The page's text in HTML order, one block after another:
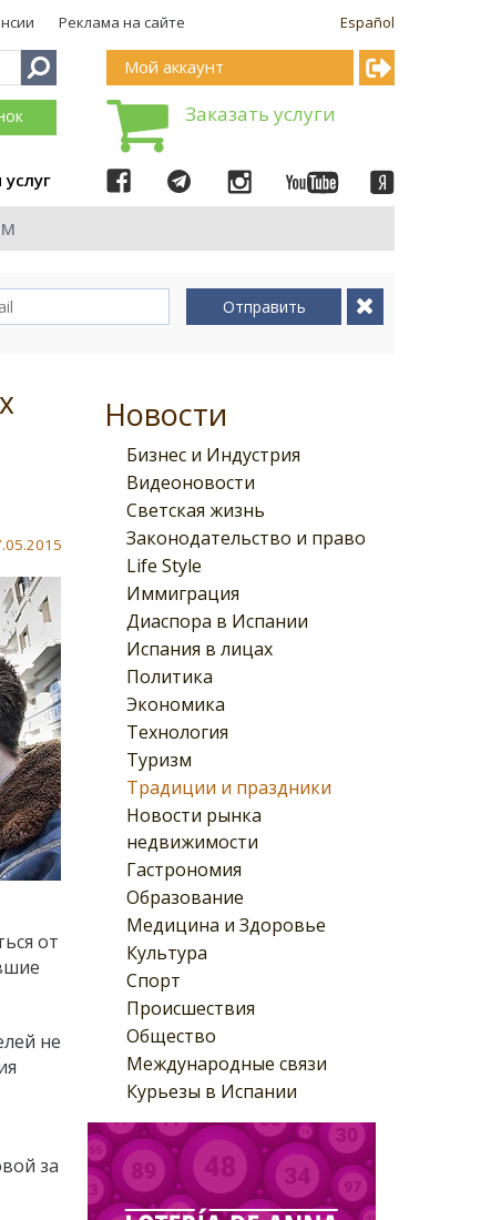
Español
Реклама на сайте
Мой аккаунт
Заказать услуги
Отправить
Новости
Бизнес и Индустрия
Видеоновости
Светская жизнь
Законодательство и право
Life Style
Иммиграция
Диаспора в Испании
Испания в лицах
Политика
Экономика
Технология
Туризм
Традиции и праздники
Новости рынка
недвижимости
Гастрономия
Образование
Медицина и Здоровье
Культура
Спорт
Происшествия
Общество
Международные связи
Курьезы в Испании
от
не
за